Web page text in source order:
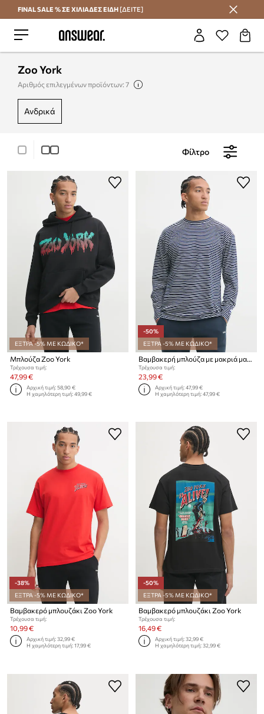
Εξοικονομήστε με το Answear Club
FINAL SALE % ΣΕ ΧΙΛΙΑΔΕΣ ΕΙΔΗ [ΔΕΙΤΕ]
Zoo York
Αριθμός επιλεγμένων προϊόντων: 7
ανδρικά
Φίλτρο
ΕΞΤΡΑ -5% ΜΕ ΚΩΔΙΚΟ*
Μπλούζα Zoo York
Τρέχουσα τιμή:
47,99 €
Αρχική τιμή:58,90 €
Η χαμηλότερη τιμή:49,99 €
-50%
ΕΞΤΡΑ -5% ΜΕ ΚΩΔΙΚΟ*
Βαμβακερή μπλούζα με μακριά μανίκια Zoo York
Τρέχουσα τιμή:
23,99 €
Αρχική τιμή:47,99 €
Η χαμηλότερη τιμή:47,99 €
-38%
ΕΞΤΡΑ -5% ΜΕ ΚΩΔΙΚΟ*
Βαμβακερό μπλουζάκι Zoo York
Τρέχουσα τιμή:
10,99 €
Αρχική τιμή:32,99 €
Η χαμηλότερη τιμή:17,99 €
-50%
ΕΞΤΡΑ -5% ΜΕ ΚΩΔΙΚΟ*
Βαμβακερό μπλουζάκι Zoo York
Τρέχουσα τιμή:
16,49 €
Αρχική τιμή:32,99 €
Η χαμηλότερη τιμή:32,99 €